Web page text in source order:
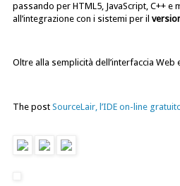
passando per HTML5, JavaScript, C++
all’integrazione con i sistemi per il
Oltre alla semplicità dell’interfaccia
The post SourceLair, l’IDE on-line